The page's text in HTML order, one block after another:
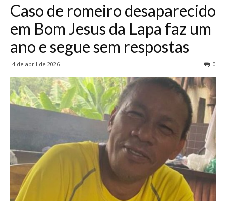
Caso de romeiro desaparecido
em Bom Jesus da Lapa faz um
ano e segue sem respostas
4 de abril de 2026 0